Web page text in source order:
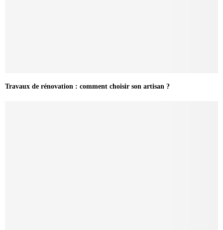
Travaux de rénovation : comment choisir son artisan ?